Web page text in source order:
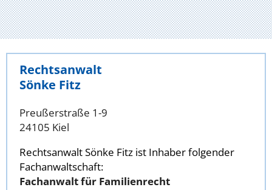
Rechtsanwalt
Sönke Fitz
Preußerstraße 1-9
24105 Kiel
Rechtsanwalt Sönke Fitz ist Inhaber folgender
Fachanwaltschaft:
Fachanwalt für Familienrecht